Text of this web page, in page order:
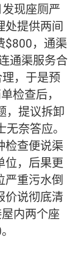
现座厕严
处提供两间
$800，通渠
通渠服务合
，于是预
检查后，
，提议拆卸
奈答应。
检查便说渠
位，后果更
严重污水倒
价说彻底清
内两个座